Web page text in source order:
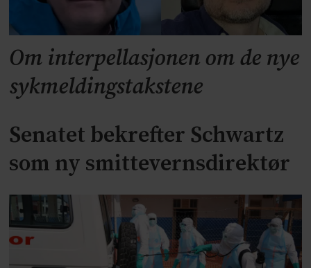
Om interpellasjonen om de nye
sykmeldingstakstene
Senatet bekrefter Schwartz
som ny smittevernsdirektør